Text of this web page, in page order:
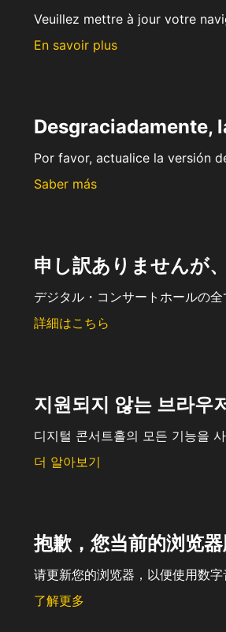
Veuillez mettre à jour votre
En savoir plus
Desgraciadamente,
Por favor, actualice la versión
Saber más
申し訳ありませんが
デジタル・コンサートホールの
詳細はこちら
지원되지 않는 브라우
디지털 콘서트홀의 모든 기능을
더 알아보기
抱歉，您当前的浏览
请更新您的浏览器，以便使用数字
了解更多